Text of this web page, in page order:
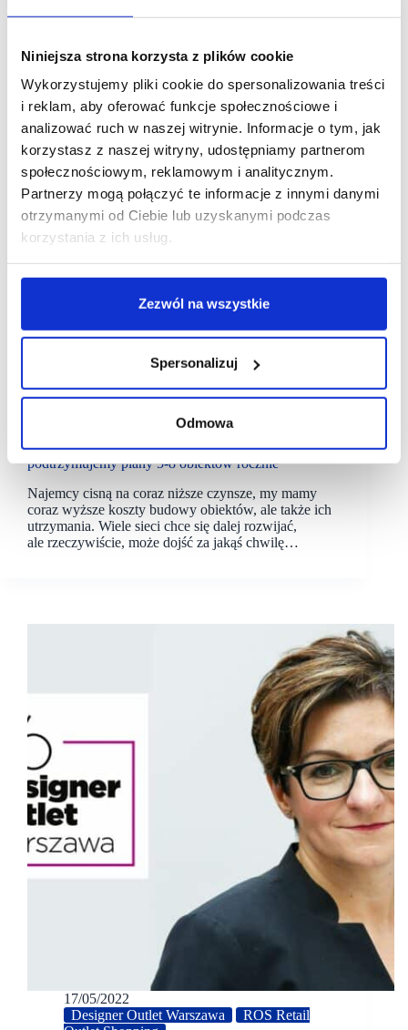
Niniejsza strona korzysta z plików cookie
Wykorzystujemy pliki cookie do spersonalizowania treści
i reklam, aby oferować funkcje społecznościowe i
analizować ruch w naszej witrynie. Informacje o tym, jak
korzystasz z naszej witryny, udostępniamy partnerom
społecznościowym, reklamowym i analitycznym.
Partnerzy mogą połączyć te informacje z innymi danymi
otrzymanymi od Ciebie lub uzyskanymi podczas
korzystania z ich usług.
Zezwól na wszystkie
Spersonalizuj
Odmowa
[WYWIAD] Dorota Beltrani, Napollo:
podtrzymujemy plany 5-8 obiektów rocznie
Najemcy cisną na coraz niższe czynsze, my mamy
coraz wyższe koszty budowy obiektów, ale także ich
utrzymania. Wiele sieci chce się dalej rozwijać,
ale rzeczywiście, może dojść za jakąś chwilę…
17/05/2022
Designer Outlet Warszawa
ROS Retail